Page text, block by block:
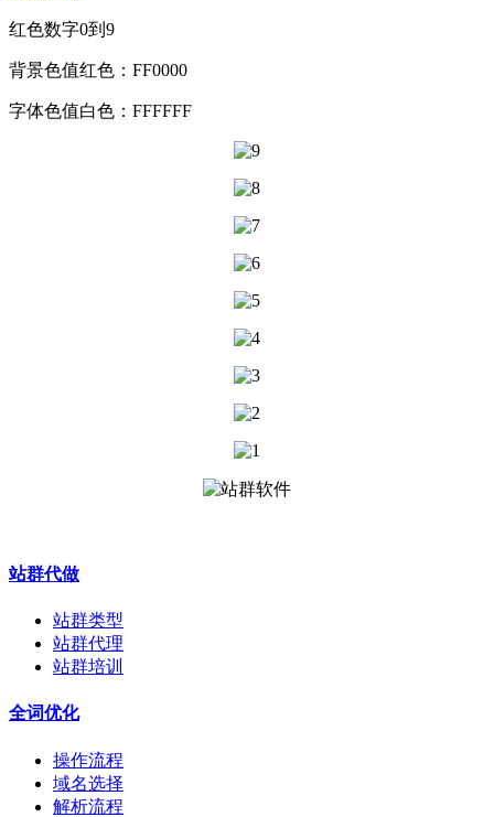
红色数字0到9
背景色值红色：FF0000
字体色值白色：FFFFFF
站群代做
站群类型
站群代理
站群培训
全词优化
操作流程
域名选择
解析流程